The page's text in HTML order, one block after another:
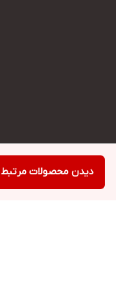
دیدن محصولات مرتبط